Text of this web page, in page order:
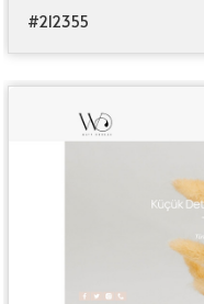
#212355